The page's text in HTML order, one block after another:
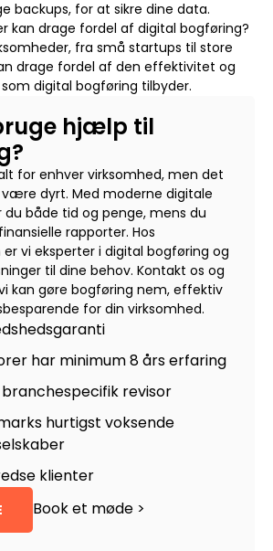
backups, for at sikre dine data.
kan drage fordel af digital bogføring?
fra små startups til store
drage fordel af den effektivitet og
digital bogføring tilbyder.
hjælp til
for enhver virksomhed, men det
dyrt. Med moderne digitale
du både tid og penge, mens du
rapporter. Hos
er vi eksperter i digital bogføring og
til dine behov. Kontakt os og
kan gøre bogføring nem, effektiv
for din virksomhed.
har minimum 8 års erfaring
branchespecifik revisor
hurtigst voksende
klienter
Book et møde >